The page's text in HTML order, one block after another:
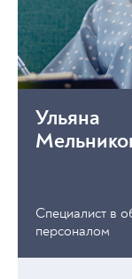
Ульяна
Специалист в
персоналом